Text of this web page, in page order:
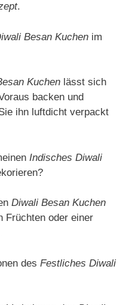
.
Besan Kuchen im
Kuchen lässt sich
backen und
ihn luftdicht verpackt
Indisches Diwali
Diwali Besan Kuchen
Früchten oder einer
des Festliches Diwali